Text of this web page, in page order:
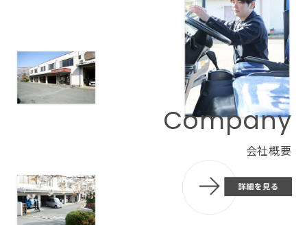
Company
会社概要